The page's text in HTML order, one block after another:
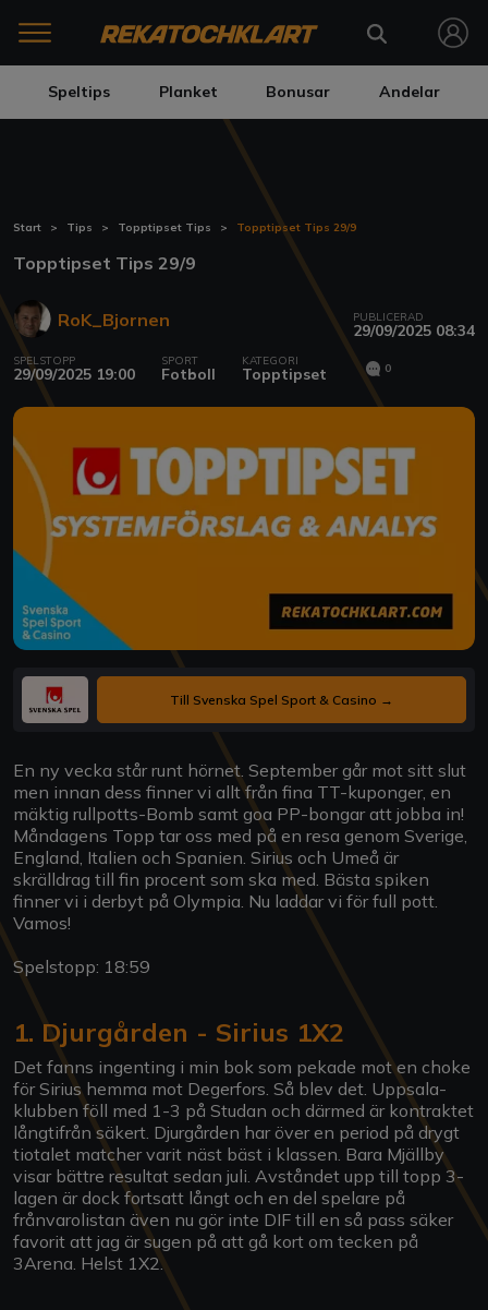
Speltips Planket Bonusar Andelar
Start Tips Topptipset Tips Topptipset Tips 29/9
Topptipset Tips 29/9
RoK_Bjornen PUBLICERAD
29/09/2025 08:34
SPELSTOPP
29/09/2025 19:00
SPORT
Fotboll
KATEGORI
Topptipset 0
Till Svenska Spel Sport & Casino →
En ny vecka står runt hörnet. September går mot sitt slut
men innan dess finner vi allt från fina TT-kuponger, en
mäktig rullpotts-Bomb samt goa PP-bongar att jobba in!
Måndagens Topp tar oss med på en resa genom Sverige,
England, Italien och Spanien. Sirius och Umeå är
skrälldrag till fin procent som ska med. Bästa spiken
finner vi i derbyt på Olympia. Nu laddar vi för full pott.
Vamos!
Spelstopp: 18:59
1. Djurgården - Sirius 1X2
Det fanns ingenting i min bok som pekade mot en choke
för Sirius hemma mot Degerfors. Så blev det. Uppsala-
klubben föll med 1-3 på Studan och därmed är kontraktet
långtifrån säkert. Djurgården har över en period på drygt
tiotalet matcher varit näst bäst i klassen. Bara Mjällby
visar bättre resultat sedan juli. Avståndet upp till topp 3-
lagen är dock fortsatt långt och en del spelare på
frånvarolistan även nu gör inte DIF till en så pass säker
favorit att jag är sugen på att gå kort om tecken på
3Arena. Helst 1X2.